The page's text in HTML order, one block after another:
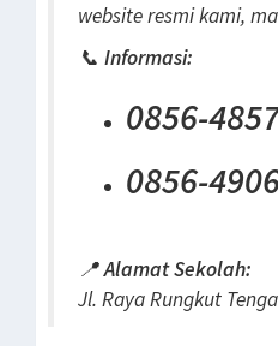
website resmi kami,
📞 Informasi:
0856-
0856-
📍Alamat Sekolah:
Jl. Raya Rungkut